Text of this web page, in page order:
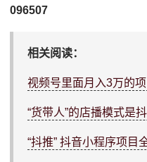
096507
相关阅读：
视频号里面月入3万的
“货带人”的店播模式是
“抖推” 抖音小程序项目